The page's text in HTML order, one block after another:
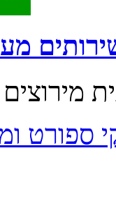
ספורט